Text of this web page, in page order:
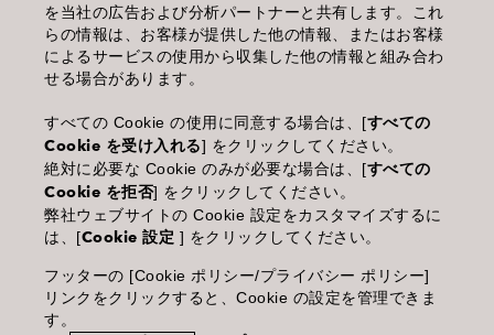
個人情報保護指針
化粧品等の使用上の注意
(土・日・休日を除く 9:00-12:00 / 13:00-17:00)
※年末年始休業；12/30~1/4
Goldwell is part of Kao Salon Division.
を当社の広告および分析パートナーと共有します。これ
らの情報は、お客様が提供した他の情報、またはお客様
によるサービスの使用から収集した他の情報と組み合わ
せる場合があります。
すべての Cookie の使用に同意する場合は、[すべての
Cookie を受け入れる] をクリックしてください。
絶対に必要な Cookie のみが必要な場合は、[すべての
Cookie を拒否] をクリックしてください。
弊社ウェブサイトの Cookie 設定をカスタマイズするに
は、[Cookie 設定 ] をクリックしてください。
フッターの [Cookie ポリシー/プライバシー ポリシー]
リンクをクリックすると、Cookie の設定を管理できま
す。